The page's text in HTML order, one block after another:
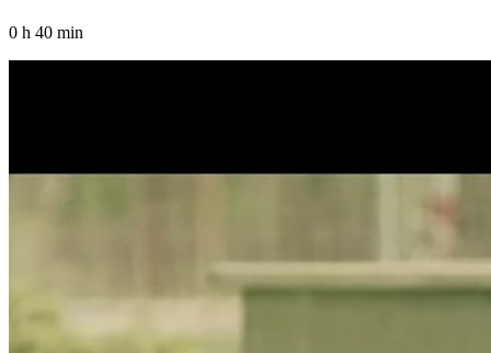
0 h 40 min